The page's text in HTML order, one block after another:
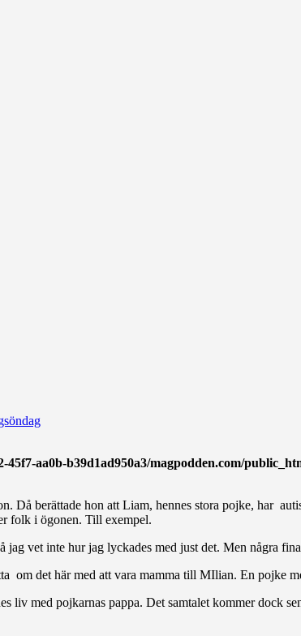
45f7-aa0b-b39d1ad950a3/magpodden.com/
Då berättade hon att Liam, hennes stora pojke, har
folk i ögonen. Till exempel.
vet inte hur jag lyckades med just det. Men några
om det här med att vara mamma till MIlian. En pojke
liv med pojkarnas pappa. Det samtalet kommer dock